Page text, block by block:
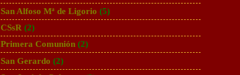
San Alfoso Mª de Ligorio (5)
CSsR (2)
Primera Comunión (2)
San Gerardo (2)